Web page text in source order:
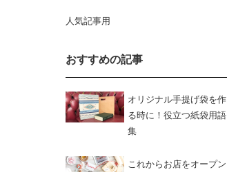
人気記事用
おすすめの記事
オリジナル手提げ袋を作
る時に！役立つ紙袋用語
集
これからお店をオープン